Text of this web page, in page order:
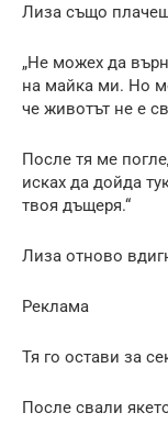
Лиза също
„Не можех да
на майка ми. Но
че животът не е
После тя ме
исках да дойда
твоя дъщеря.“
Лиза отново
Реклама
Тя го остави за
После свали